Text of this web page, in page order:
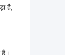
है,
है।